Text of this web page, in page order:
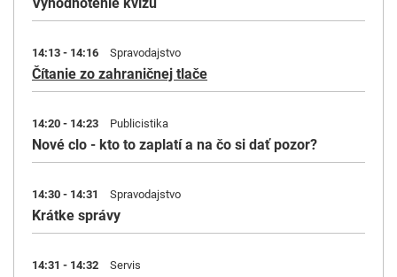
14:13 - 14:16 Spravodajstvo
Čítanie zo zahraničnej tlače
14:20 - 14:23 Publicistika
Nové clo - kto to zaplatí a na čo si dať pozor?
14:30 - 14:31 Spravodajstvo
Krátke správy
14:31 - 14:32 Servis